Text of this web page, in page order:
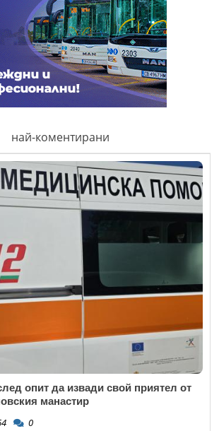
най-коментирани
опит да извади свой приятел от
манастир
0